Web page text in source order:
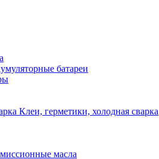
батареи
Клеи, герметики, холодная сварка